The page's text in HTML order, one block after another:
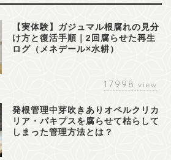
【実体験】ガジュマル根腐れの見分
け方と復活手順｜2回腐らせた再生
ログ（メネデール×水耕）
17998 view
発根管理中芽吹きありオペルクリカ
リア・パキプスを腐らせて枯らして
しまった管理方法とは？